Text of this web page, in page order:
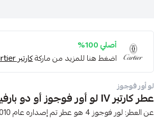
أصلي 100%
اضغط هنا للمزيد من ماركةكارتير Cartier
لو أور فوجوز
عطر كارتير IV لو أور فوجوز أو دو بارفيوم 75مل